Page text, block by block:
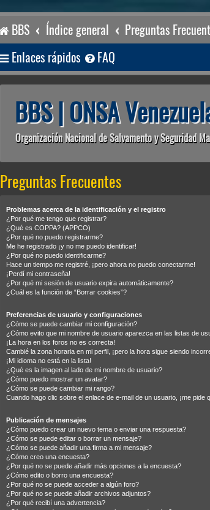
BBS Índice general Preguntas
Enlaces rápidos FAQ
BBS | ONSA
Organización Nacional de Salvamento y Seguridad
Preguntas Frecuentes
Problemas acerca de la identificación y el registro
¿Por qué me tengo que registrar?
¿Qué es COPPA? (APPCO)
¿Por qué no puedo registrarme?
Me he registrado ¡y no me puedo identificar!
¿Por qué no puedo identificarme?
Hace un tiempo me registré, ¡pero ahora no puedo conectarme!
¡Perdí mi contraseña!
¿Por qué mi sesión de usuario expira automáticamente?
¿Cuál es la función de “Borrar cookies”?
Preferencias de usuario y configuraciones
¿Cómo se puede cambiar mi configuración?
¿Cómo evito que mi nombre de usuario aparezca en las listas de
¡La hora en los foros no es correcta!
Cambié la zona horaria en mi perfil, ¡pero la hora sigue siendo
¡Mi idioma no está en la lista!
¿Qué es la imagen al lado de mi nombre de usuario?
¿Cómo puedo mostrar un avatar?
¿Cómo se puede cambiar mi rango?
Cuando hago clic sobre el enlace de e-mail de un usuario, ¡me pide
Publicación de mensajes
¿Cómo puedo crear un nuevo tema o enviar una respuesta?
¿Cómo se puede editar o borrar un mensaje?
¿Cómo se puede añadir una firma a mi mensaje?
¿Cómo creo una encuesta?
¿Por qué no se puede añadir más opciones a la encuesta?
¿Cómo edito o borro una encuesta?
¿Por qué no se puede acceder a algún foro?
¿Por qué no se puede añadir archivos adjuntos?
¿Por qué recibí una advertencia?